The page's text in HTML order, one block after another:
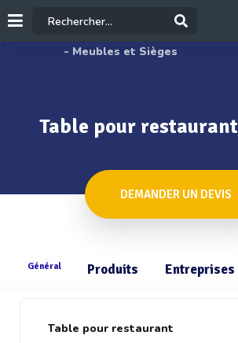
- Meubles et Sièges
Table pour restaurant
DEMANDER UN DEVIS
Général Produits Entreprises
Table pour restaurant